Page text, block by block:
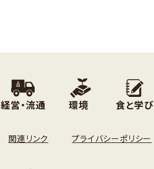
経営・流通 環境 食と学び
関連リンク プライバシーポリシー